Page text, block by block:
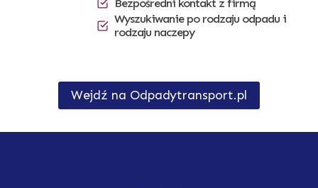
Bezpośredni kontakt z firmą
Wyszukiwanie po rodzaju odpadu i
rodzaju naczepy
Wejdź na Odpadytransport.pl